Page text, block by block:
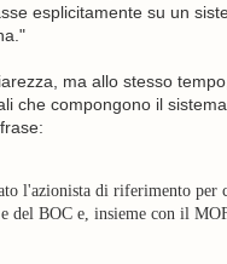
esplicitamente su un
ma allo stesso
che compongono il
l'azionista di riferimento per
del BOC e, insieme con il